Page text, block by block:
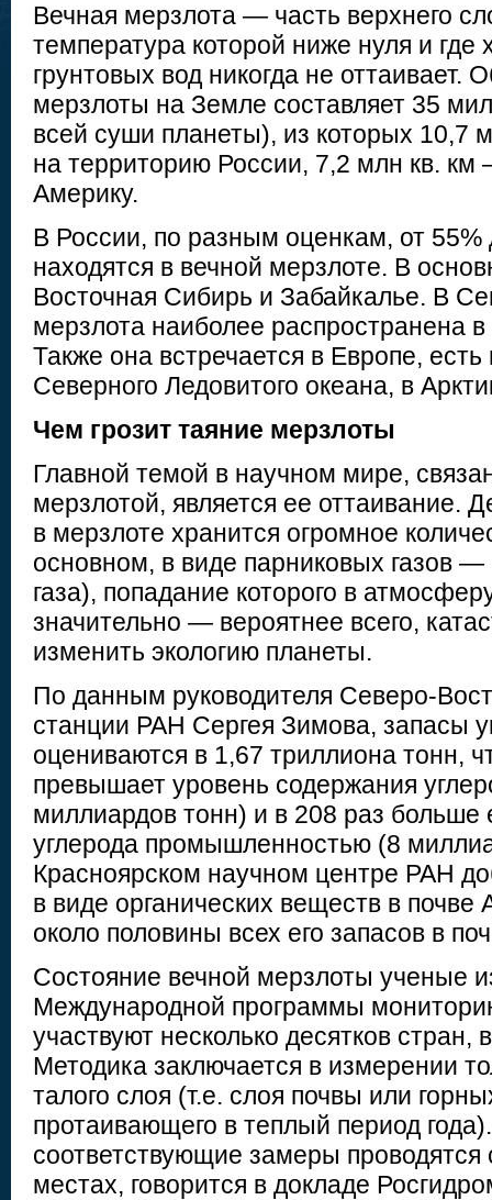
Вечная мерзлота — часть верхнего
температура которой ниже нуля и где
грунтовых вод никогда не
мерзлоты на Земле составляет 35
всей суши планеты), из которых 10,7
на территорию России, 7,2 млн кв.
Америку.
В России, по разным оценкам, от 55%
находятся в вечной мерзлоте. В
Восточная Сибирь и Забайкалье. В
мерзлота наиболее распространена
Также она встречается в Европе, есть
Северного Ледовитого океана, в
Чем грозит таяние мерзлоты
Главной темой в научном мире,
мерзлотой, является ее оттаивание.
в мерзлоте хранится огромное
основном, в виде парниковых газов —
газа), попадание которого в
значительно — вероятнее всего,
изменить экологию планеты.
По данным руководителя Северо-
станции РАН Сергея Зимова, запасы
оцениваются в 1,67 триллиона тонн,
превышает уровень содержания
миллиардов тонн) и в 208 раз больше
углерода промышленностью (8
Красноярском научном центре РАН
в виде органических веществ в почве
около половины всех его запасов в
Состояние вечной мерзлоты ученые
Международной программы
участвуют несколько десятков стран,
Методика заключается в измерении
талого слоя (т.е. слоя почвы или
протаивающего в теплый период
соответствующие замеры проводятся
местах, говорится в докладе